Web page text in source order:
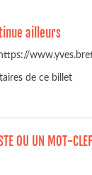
ailleurs
de ce billet
OU UN MOT-